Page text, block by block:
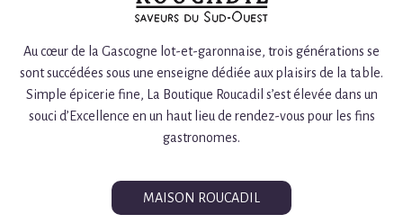
Au cœur de la Gascogne lot-et-garonnaise, trois générations se
sont succédées sous une enseigne dédiée aux plaisirs de la table.
Simple épicerie fine, La Boutique Roucadil s’est élevée dans un
souci d’Excellence en un haut lieu de rendez-vous pour les fins
gastronomes.
MAISON ROUCADIL